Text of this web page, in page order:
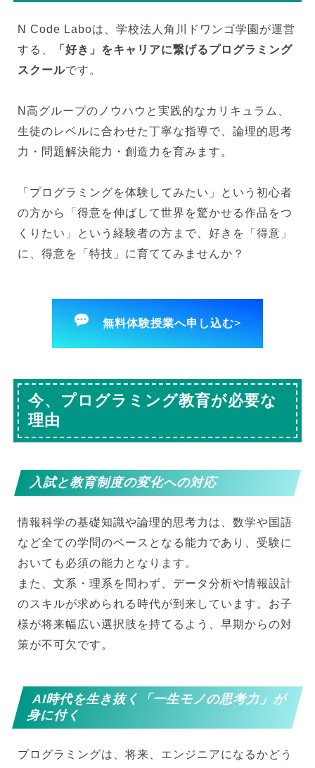
N Code Laboは、学校法人角川ドワンゴ学園が運営
する、
「好き」をキャリアに繋げるプログラミング
スクールです。
N高グループのノウハウと実践的なカリキュラム、
生徒のレベルに合わせた丁寧な指導で、論理的思考
力・問題解決能力・創造力を育みます。
「プログラミングを体験してみたい」という初心者
の方から「得意を伸ばして世界を驚かせる作品をつ
くりたい」という経験者の方まで、好きを「得意」
に、得意を「特技」に育ててみませんか？
無料体験授業へ申し込む>
今、プログラミング教育が必要な
理由
入試と教育制度の変化への対応
情報科学の基礎知識や論理的思考力は、数学や国語
など全ての学問のベースとなる能力であり、受験に
おいても必須の能力となります。
また、文系・理系を問わず、データ分析や情報設計
のスキルが求められる時代が到来しています。お子
様が将来幅広い選択肢を持てるよう、早期からの対
策が不可欠です。
AI時代を生き抜く「一生モノの思考力」が
身に付く
プログラミングは、将来、エンジニアになるかどう